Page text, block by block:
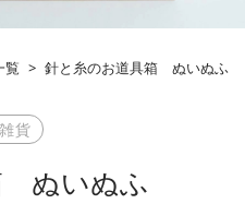
覧 > 針と糸のお道具箱 ぬいぬふ
貨
ぬいぬふ